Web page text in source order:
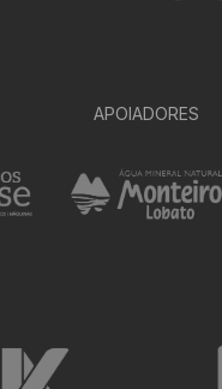
APOIADORES